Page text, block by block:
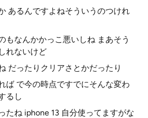
あるんですよねそういうのつけれ
もなんかかっこ悪いしね まあそう
れないけど
だったりクリアさとかだったり
ば で今の時点ですでにそんな変わ
るし
たね iphone 13 自分使ってますがな